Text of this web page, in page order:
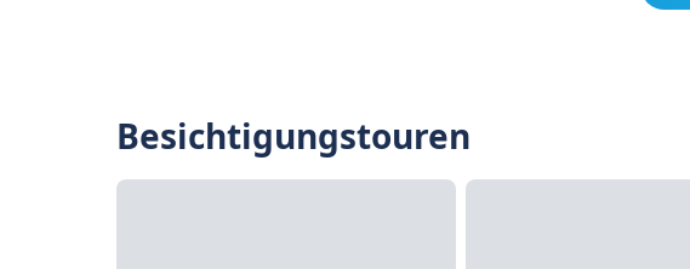
Besichtigungstouren